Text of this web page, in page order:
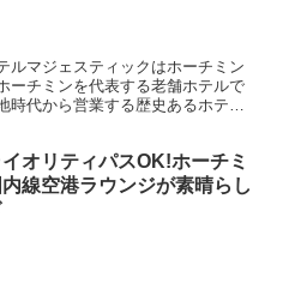
ルマジェスティックはホーチミン
ーチミンを代表する老舗ホテルで
代から営業する歴史あるホテル
オリティパスOK!ホーチミ
内線空港ラウンジが素晴らし